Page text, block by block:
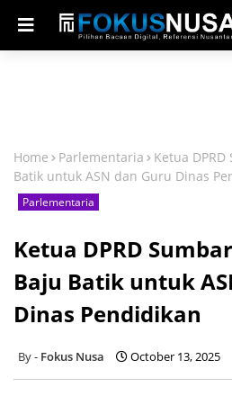
Home Parlementaria
Ketua
Batik untuk ASN dan Guru Dinas
Parlementaria
Ketua DPRD
Baju Batik untuk
Dinas Pendidikan
Fokus Nusa October 13, 2025